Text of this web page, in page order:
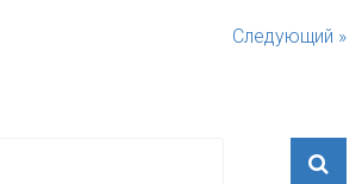
Следующий »